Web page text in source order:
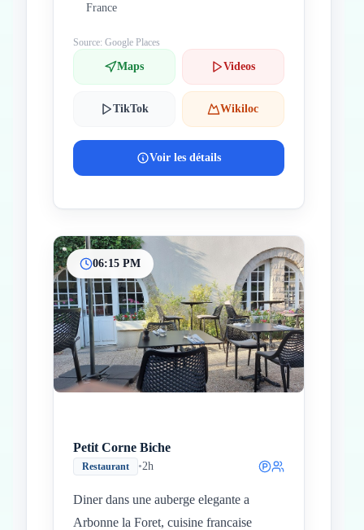
France
Source: Google Places
Maps Videos
TikTok Wikiloc
Voir les détails
06:15 PM
Petit Corne Biche
Restaurant •2h
Diner dans une auberge elegante a
Arbonne la Foret, cuisine francaise